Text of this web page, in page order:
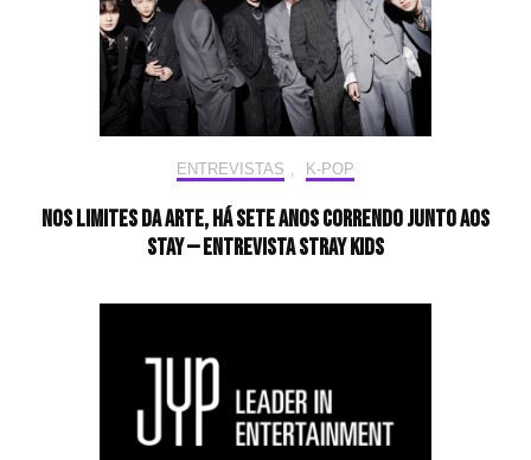
ENTREVISTAS K-POP
Nos limites da arte, há sete anos correndo junto aos
STAY — Entrevista Stray Kids